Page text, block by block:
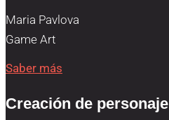
Maria Pavlova
Game Art
Saber más
Creación de personaje